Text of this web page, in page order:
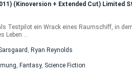
(Kinoversion + Extended Cut) Limited
Testpilot ein Wrack eines Raumschiff, in
Leben ...
, Ryan Reynolds
, Fantasy, Science Fiction